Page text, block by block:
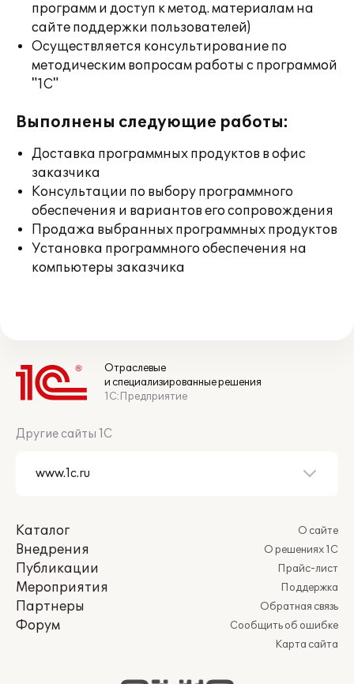
программ и доступ к метод. материалам на
сайте поддержки пользователей)
Осуществляется консультирование по
методическим вопросам работы с программой
"1С"
Выполнены следующие работы:
Доставка программных продуктов в офис
заказчика
Консультации по выбору программного
обеспечения и вариантов его сопровождения
Продажа выбранных программных продуктов
Установка программного обеспечения на
компьютеры заказчика
Отраслевые
и специализированные решения
1С:Предприятие
Другие сайты 1С
Каталог
Внедрения
Публикации
Мероприятия
Партнеры
Форум
О сайте
О решениях 1С
Прайс-лист
Поддержка
Обратная связь
Сообщить об ошибке
Карта сайта